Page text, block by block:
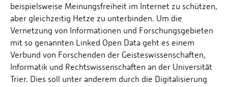
beispielsweise Meinungsfreiheit im Internet zu schützen,
aber gleichzeitig Hetze zu unterbinden. Um die
Vernetzung von Informationen und Forschungsgebieten
mit so genannten Linked Open Data geht es einem
Verbund von Forschenden der Geisteswissenschaften,
Informatik und Rechtswissenschaften an der Universität
Trier. Dies soll unter anderem durch die Digitalisierung